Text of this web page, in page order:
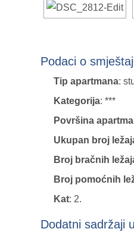
Podaci o
Tip apartmana:
Kategorija: ***
Površina
Ukupan broj
Broj bračnih
Broj pomoćnih
Kat: 2.
Dodatni sadržaji